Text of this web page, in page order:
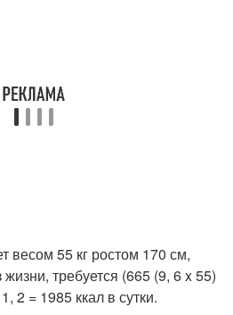
55 кг ростом 170 см,
требуется (665 (9, 6 x 55)
2 = 1985 ккал в сутки.